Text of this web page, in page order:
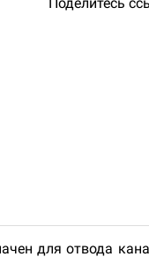
для отвода